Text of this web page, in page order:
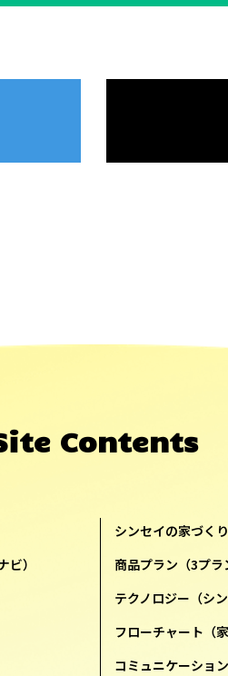
Contents
）
シンセイの家づくり
商品プラン（3プラ
テクノロジー（シ
フローチャート（
コミュニケーショ